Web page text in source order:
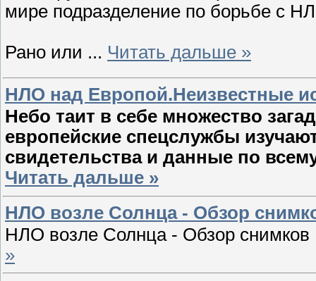
мире подразделение по борьбе с
Рано или ... Читать дальше »
НЛО над Европой.Неизвестные
Небо таит в себе множество
европейские спецслужбы
свидетельства и данные по
Читать дальше »
НЛО возле Солнца - Обзор
НЛО возле Солнца - Обзор снимков
»